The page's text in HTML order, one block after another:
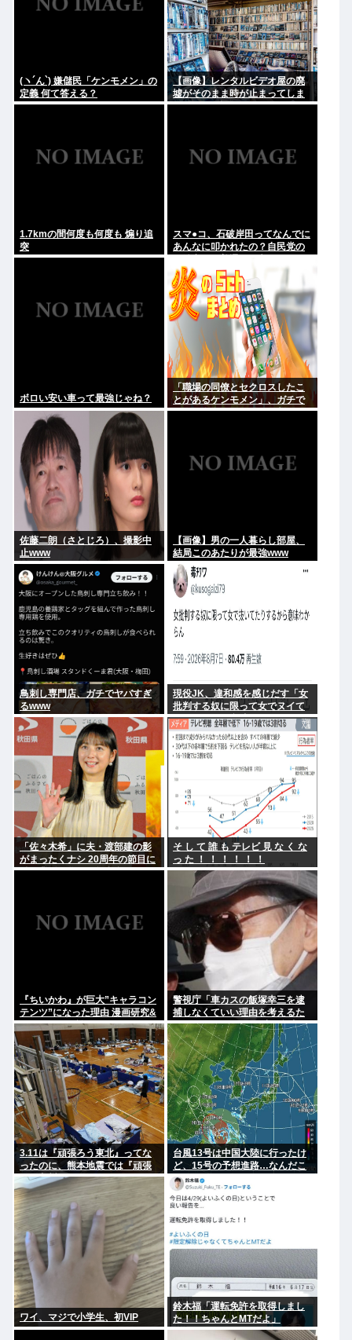
(ヽ´ん`) 嫌儲民「ケンモメン」の
定義 何て答える？
【画像】レンタルビデオ屋の廃
墟がそのまま時が止まってしま
っていると話題に
1.7kmの間何度も何度も 煽り追
突
スマ●コ、石破岸田ってなんでに
あんなに叩かれたの？自民党の
ボロい安い車って最強じゃね？
「職場の同僚とセクロスしたこ
とがあるケンモメン」、ガチで
一人も存在しないことが判明
佐藤二朗（さとじろ）、撮影中
止www
【画像】男の一人暮らし部屋、
結局このあたりが最強www
鳥刺し専門店、ガチでヤバすぎ
るwww
現役JK、違和感を感じだす「女
批判する奴に限って女でヌイて
たりするから意味わからなくな
ってきた 」
「佐々木希」に夫・渡部建の影
がまったくナシ 20周年の節目に
俳優業活発化への舞台裏
そ し て 誰 も テレビ 見 な く な
っ た ！ ！ ！ ！ ！ ！
『ちいかわ』が巨大”キャラコン
テンツ”になった理由 漫画研究&
キャラクター論から紐解く
警視庁「車カスの飯塚幸三を逮
捕しなくていい理由を考えるた
めに1000ページもの法解釈書を
読んだ」
3.11は『頑張ろう東北』ってな
ったのに、熊本地震では『頑張
ろう九州』とならなかったのは
何故なのか？
台風13号は中国大陸に行ったけ
ど、15号の予想進路…なんだこ
れ？
ワイ、マジで小学生、初VIP
鈴木福「運転免許を取得しまし
た！！ちゃんとMTだよ」